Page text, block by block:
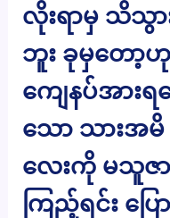
လိုးရာမှ သိသွာ
ဘူး ခုမှတော့
ကျေနပ်အားရ
သော သားအ
လေးကို မသူဇာ
ကြည့်ရင်း ပ